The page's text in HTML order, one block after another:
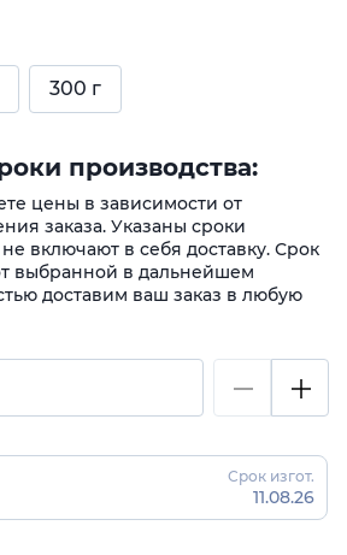
300 г
производства:
цены в зависимости от
заказа. Указаны сроки
включают в себя доставку. Срок
выбранной в дальнейшем
доставим ваш заказ в любую
Срок изгот.
11.08.26